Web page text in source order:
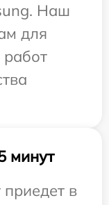
Наш
для
минут
приедет в